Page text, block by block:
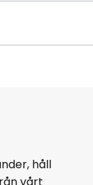
håll